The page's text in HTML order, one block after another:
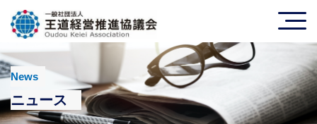
News
ニュース